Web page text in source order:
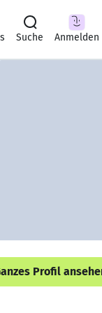
Suche Anmelden
Profil